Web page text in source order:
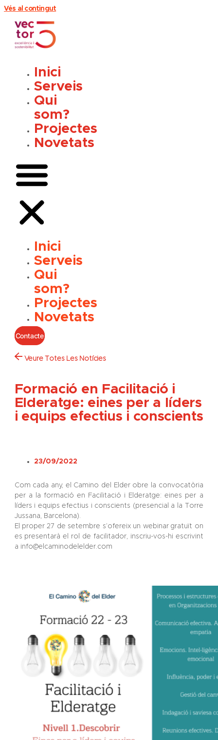
Vés al contingut
Inici
Serveis
Qui
som?
Projectes
Novetats
Inici
Serveis
Qui
som?
Projectes
Novetats
Contacte
Veure Totes Les Notícies
Formació en Facilitació i
Elderatge: eines per a líders
i equips efectius i conscients
23/09/2022
Com cada any, el Camino del Elder obre la convocatòria
per a la formació en Facilitació i Elderatge: eines per a
líders i equips efectius i conscients (presencial a la Torre
Jussana, Barcelona).
El proper 27 de setembre s’ofereix un webinar gratuït on
es presentarà el rol de facilitador, inscriu-vos-hi escrivint
a info@elcaminodelelder.com